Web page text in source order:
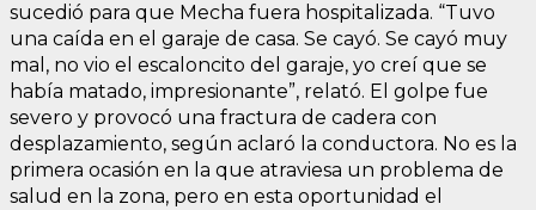
sucedió para que Mecha fuera hospitalizada. “Tuvo
una caída en el garaje de casa. Se cayó. Se cayó muy
mal, no vio el escaloncito del garaje, yo creí que se
había matado, impresionante”, relató. El golpe fue
severo y provocó una fractura de cadera con
desplazamiento, según aclaró la conductora. No es la
primera ocasión en la que atraviesa un problema de
salud en la zona, pero en esta oportunidad el